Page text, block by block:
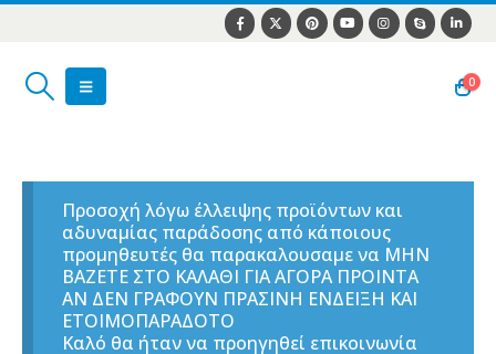
0
Προσοχή λόγω έλλειψης προϊόντων και
αδυναμίας παράδοσης από κάποιους
προμηθευτές θα παρακαλουσαμε να ΜΗΝ
ΒΑΖΕΤΕ ΣΤΟ ΚΑΛΑΘΙ ΓΙΑ ΑΓΟΡΑ ΠΡΟΙΝΤΑ
ΑΝ ΔΕΝ ΓΡΑΦΟΥΝ ΠΡΑΣΙΝΗ ΕΝΔΕΙΞΗ ΚΑΙ
ΕΤΟΙΜΟΠΑΡΑΔΟΤΟ
Καλό θα ήταν να προηγηθεί επικοινωνία